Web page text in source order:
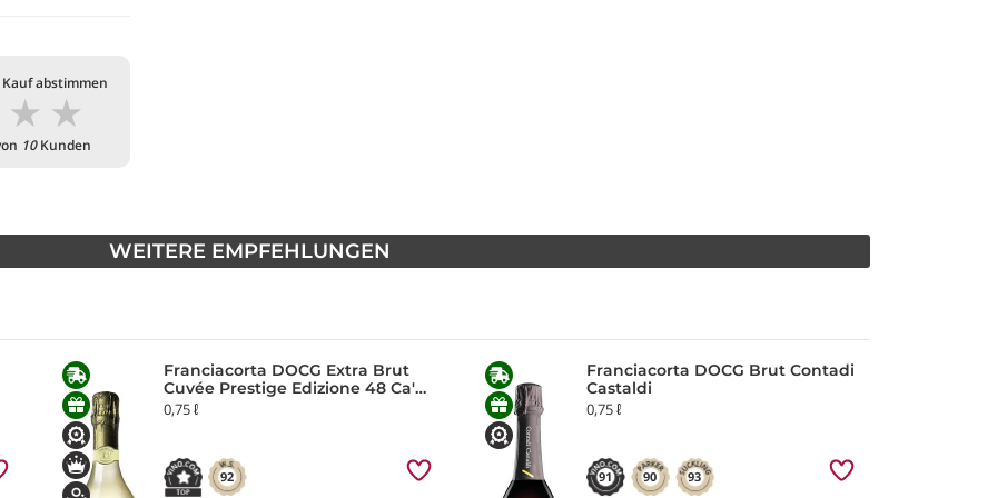
abstimmen
★
★
10Kunden
WEITERE EMPFEHLUNGEN
Franciacorta DOCG Extra Brut
Cuvée Prestige Edizione 48 Ca'
del Bosco
0,75 ℓ
92
Franciacorta DOCG Brut Contadi
Castaldi
0,75 ℓ
91 90 93